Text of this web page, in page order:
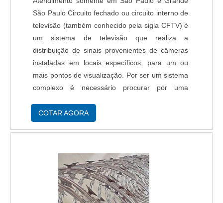
São Paulo Circuito fechado ou circuito interno de
televisão (também conhecido pela sigla CFTV) é
um sistema de televisão que realiza a
distribuição de sinais provenientes de câmeras
instaladas em locais específicos, para um ou
mais pontos de visualização. Por ser um sistema
complexo é necessário procurar por uma
profissionais especializados no assunto. Esse
COTAR AGORA